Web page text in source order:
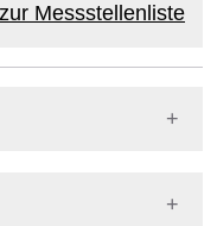
Messstellenliste